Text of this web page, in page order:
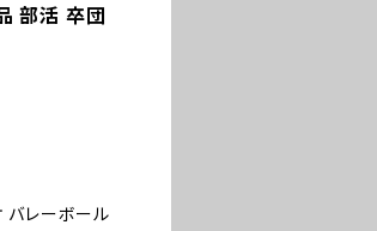
部活 卒団
バレーボール